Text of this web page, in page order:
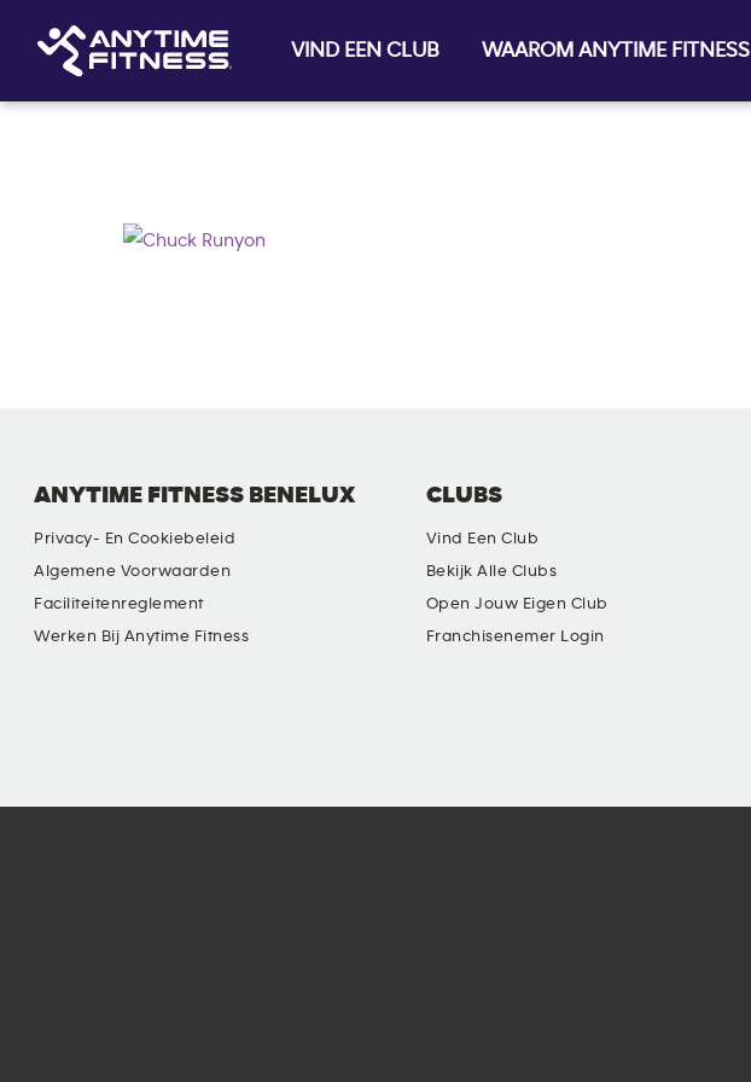
VIND EEN CLUB WAAROM ANYTIME FITNESS
ANYTIME FITNESS BENELUX
Privacy- En Cookiebeleid
Algemene Voorwaarden
Faciliteitenreglement
Werken Bij Anytime Fitness
CLUBS
Vind Een Club
Bekijk Alle Clubs
Open Jouw Eigen Club
Franchisenemer Login